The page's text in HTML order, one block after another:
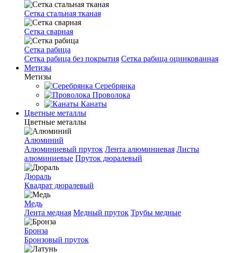
Сетка стальная тканая
Сетка сварная
Сетка рабица
Сетка рабица без покрытия Сетка рабица оцинкованная
Метизы
Метизы
Серебрянка
Проволока
Канаты
Цветные металлы
Цветные металлы
Алюминий
Алюминиевый пруток Лента алюминиевая Листы
алюминиевые Пруток дюралевый
Дюраль
Квадрат дюралевый
Медь
Лента медная Медный пруток Трубы медные
Бронза
Бронзовый пруток